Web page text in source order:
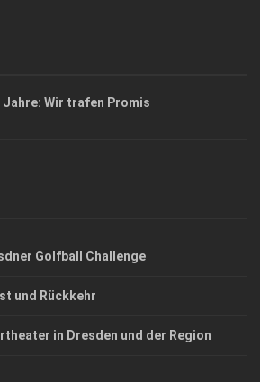
Jahre: Wir trafen Promis
Golfball Challenge
und Rückkehr
in Dresden und der Region